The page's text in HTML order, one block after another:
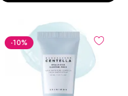
-10%